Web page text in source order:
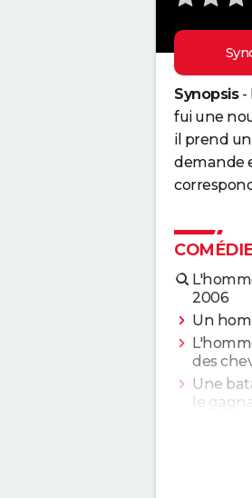
Synopsis-
fui une
il prend
demande
2006
Un
des
Une
le